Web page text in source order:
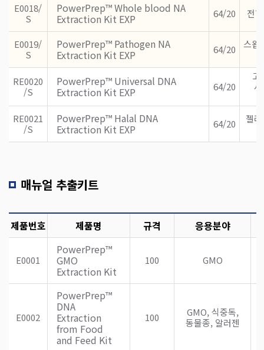
E0018/
S
PowerPrep™ Whole blood NA
Extraction Kit EXP 64/20 전
E0019/
S
PowerPrep™ Pathogen NA
Extraction Kit EXP 64/20 스왑
RE0020
/S
PowerPrep™ Universal DNA
Extraction Kit EXP 64/20
고
RE0021
/S
PowerPrep™ Halal DNA
Extraction Kit EXP 64/20 젤
매뉴얼 추출키트
제품번호 제품명 규격 응용분야
E0001
PowerPrep™
GMO
Extraction Kit
100 GMO
E0002
PowerPrep™
DNA
Extraction
from Food
and Feed Kit
100
GMO, 식중독,
동물종, 알러젠